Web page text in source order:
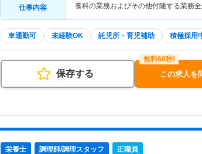
仕事内容
養科の業務およびその他付随する業務
車通勤可 未経験OK 託児所・育児補助 積極採用
保存する この求人を
栄養士 調理師/調理スタッフ 正職員